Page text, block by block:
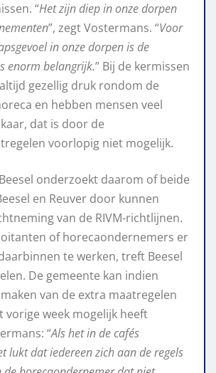
“Het zijn diep in onze dorpen
”, zegt Vostermans. “Voor
in onze dorpen is de
enorm belangrijk.” Bij de kermissen
gezellig druk rondom de
en hebben mensen veel
dat is door de
voorlopig niet mogelijk.
onderzoekt daarom of beide
en Reuver door kunnen
van de RIVM-richtlijnen.
of horecaondernemers er
te werken, treft Beesel
De gemeente kan indien
van de extra maatregelen
vorige week mogelijk heeft
“Als het in de cafés
lukt dat iedereen zich aan de regels